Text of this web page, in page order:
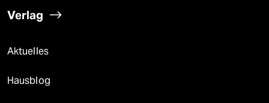
Verlag
Aktuelles
Hausblog